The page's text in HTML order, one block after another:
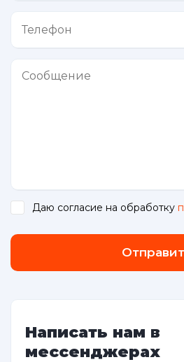
Даю согласие на обработку
Написать нам в
мессенджерах